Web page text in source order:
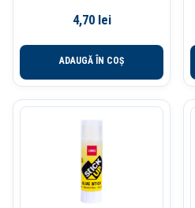
4,70 lei
ADAUGĂ ÎN COȘ